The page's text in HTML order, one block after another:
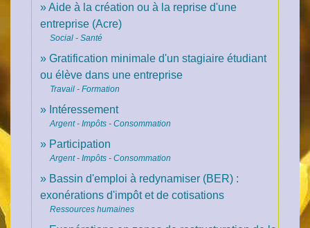
Aide à la création ou à la reprise d'une
entreprise (Acre)
Social - Santé
Gratification minimale d'un stagiaire étudiant
ou élève dans une entreprise
Travail - Formation
Intéressement
Argent - Impôts - Consommation
Participation
Argent - Impôts - Consommation
Bassin d'emploi à redynamiser (BER) :
exonérations d'impôt et de cotisations
Ressources humaines